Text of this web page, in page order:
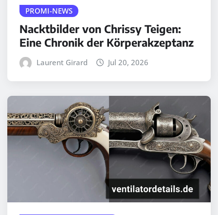
PROMI-NEWS
Nacktbilder von Chrissy Teigen:
Eine Chronik der Körperakzeptanz
Laurent Girard Jul 20, 2026